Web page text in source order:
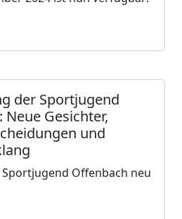
der Sportjugend
Gesichter,
und
Offenbach neu